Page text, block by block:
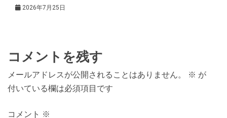
2026年7月25日
コメントを残す
メールアドレスが公開されることはありません。 ※ が
付いている欄は必須項目です
コメント ※